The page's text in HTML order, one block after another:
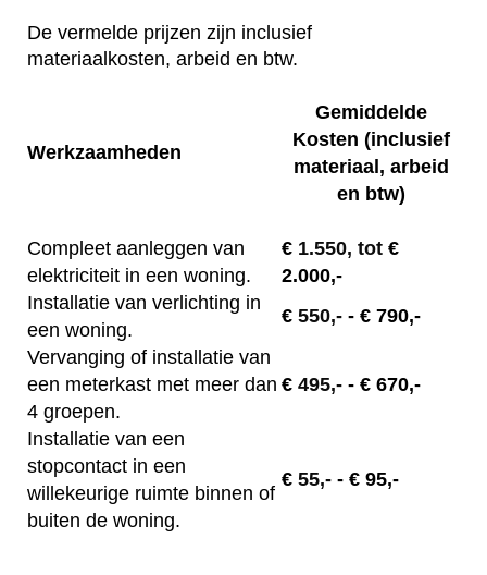
De vermelde prijzen zijn inclusief
materiaalkosten, arbeid en btw.
Werkzaamheden
Gemiddelde
Kosten (inclusief
materiaal, arbeid
en btw)
Compleet aanleggen van
elektriciteit in een woning.
€ 1.550, tot €
2.000,-
Installatie van verlichting in
een woning.
€ 550,- - € 790,-
Vervanging of installatie van
een meterkast met meer dan
4 groepen.
€ 495,- - € 670,-
Installatie van een
stopcontact in een
willekeurige ruimte binnen of
buiten de woning.
€ 55,- - € 95,-